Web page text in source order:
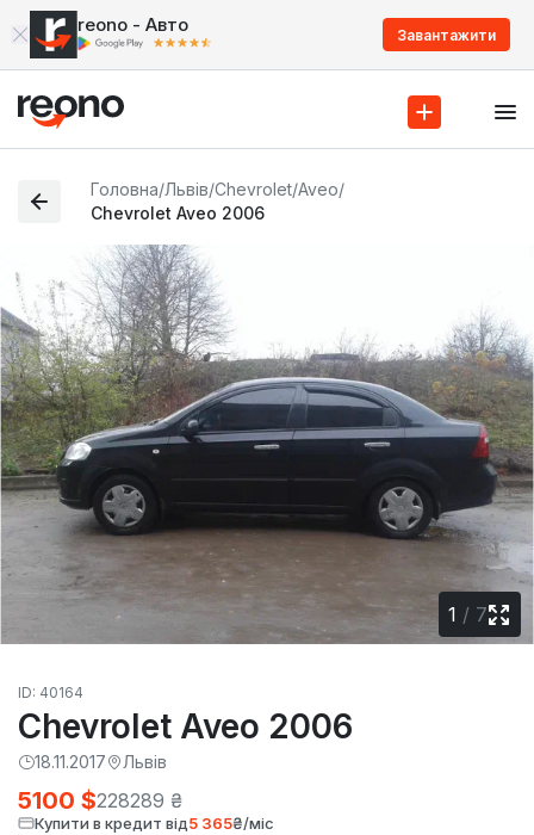
reono - Авто Завантажити
Головна/Львів/Chevrolet/Aveo/
Chevrolet Aveo 2006
1 / 7
ID: 40164
Chevrolet Aveo 2006
18.11.2017 Львів
5100 $228289 ₴
Купити в кредит від5 365₴/міс